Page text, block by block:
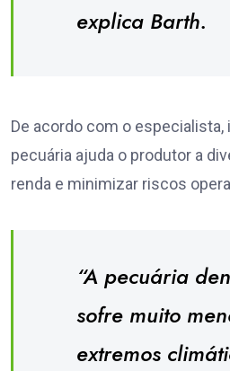
explica Barth.
De acordo com o
pecuária ajuda o produtor a
renda e minimizar riscos
“A pecuária
sofre muito
extremos